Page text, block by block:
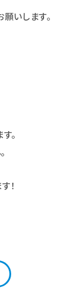
いします。
。
！